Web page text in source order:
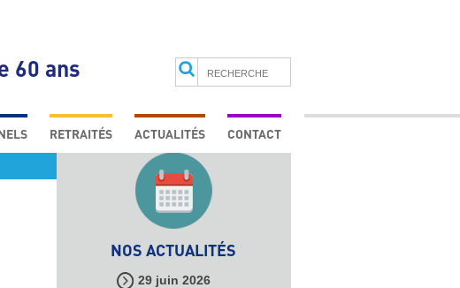
60 ans Search
RETRAITÉS ACTUALITÉS CONTACT
NOS ACTUALITÉS
29 juin 2026